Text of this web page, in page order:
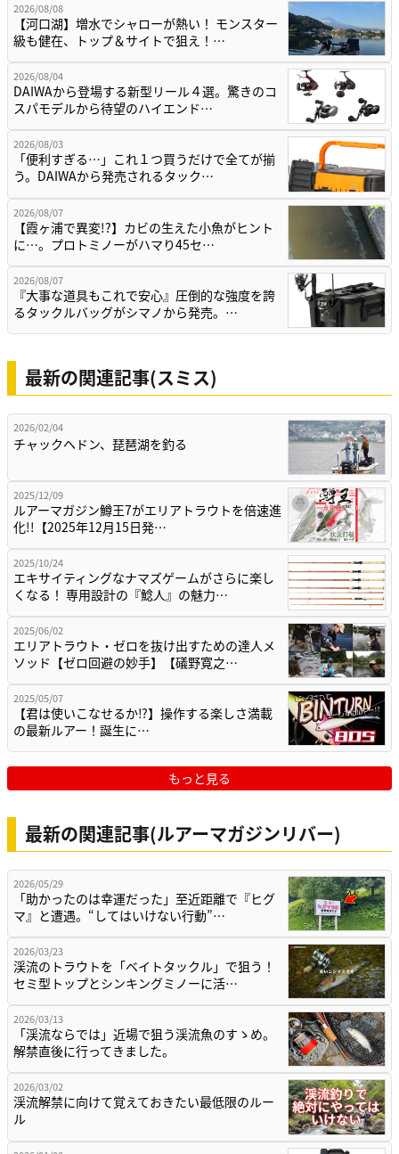
2026/08/08
【河口湖】増水でシャローが熱い！ モンスター
級も健在、トップ＆サイトで狙え！…
2026/08/04
DAIWAから登場する新型リール４選。驚きのコ
スパモデルから待望のハイエンド…
2026/08/03
「便利すぎる…」これ１つ買うだけで全てが揃
う。DAIWAから発売されるタック…
2026/08/07
【霞ヶ浦で異変!?】カビの生えた小魚がヒント
に…。プロトミノーがハマり45セ…
2026/08/07
『大事な道具もこれで安心』圧倒的な強度を誇
るタックルバッグがシマノから発売。…
最新の関連記事(スミス)
2026/02/04
チャックヘドン、琵琶湖を釣る
2025/12/09
ルアーマガジン鱒王7がエリアトラウトを倍速進
化!!【2025年12月15日発…
2025/10/24
エキサイティングなナマズゲームがさらに楽し
くなる！ 専用設計の『鯰人』の魅力…
2025/06/02
エリアトラウト・ゼロを抜け出すための達人メ
ソッド【ゼロ回避の妙手】【礒野寛之…
2025/05/07
【君は使いこなせるか⁉】操作する楽しさ満載
の最新ルアー！誕生に…
もっと見る
最新の関連記事(ルアーマガジンリバー)
2026/05/29
「助かったのは幸運だった」至近距離で『ヒグ
マ』と遭遇。“してはいけない行動”…
2026/03/23
渓流のトラウトを「ベイトタックル」で狙う！
セミ型トップとシンキングミノーに活…
2026/03/13
「渓流ならでは」近場で狙う渓流魚のすゝめ。
解禁直後に行ってきました。
2026/03/02
渓流解禁に向けて覚えておきたい最低限のルー
ル